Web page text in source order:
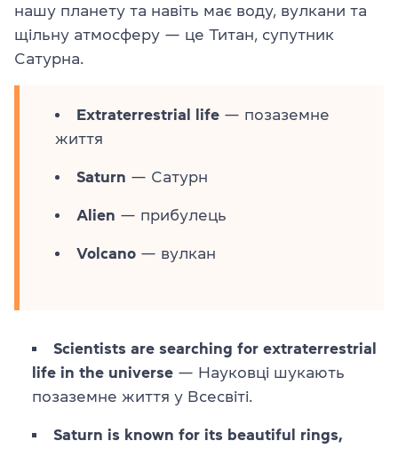
нашу планету та навіть має воду, вулкани та
щільну атмосферу — це Титан, супутник
Сатурна.
Extraterrestrial life — позаземне
життя
Saturn — Сатурн
Alien — прибулець
Volcano — вулкан
Scientists are searching for extraterrestrial
life in the universe — Науковці шукають
позаземне життя у Всесвіті.
Saturn is known for its beautiful rings,